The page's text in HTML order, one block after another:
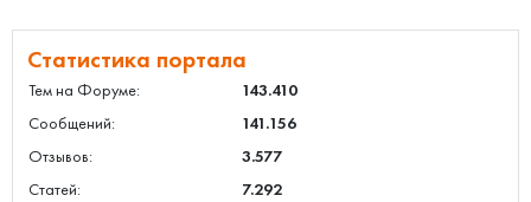
Статистика портала
Тем на Форуме:
143.410
Сообщений:
141.156
Отзывов:
3.577
Статей:
7.292